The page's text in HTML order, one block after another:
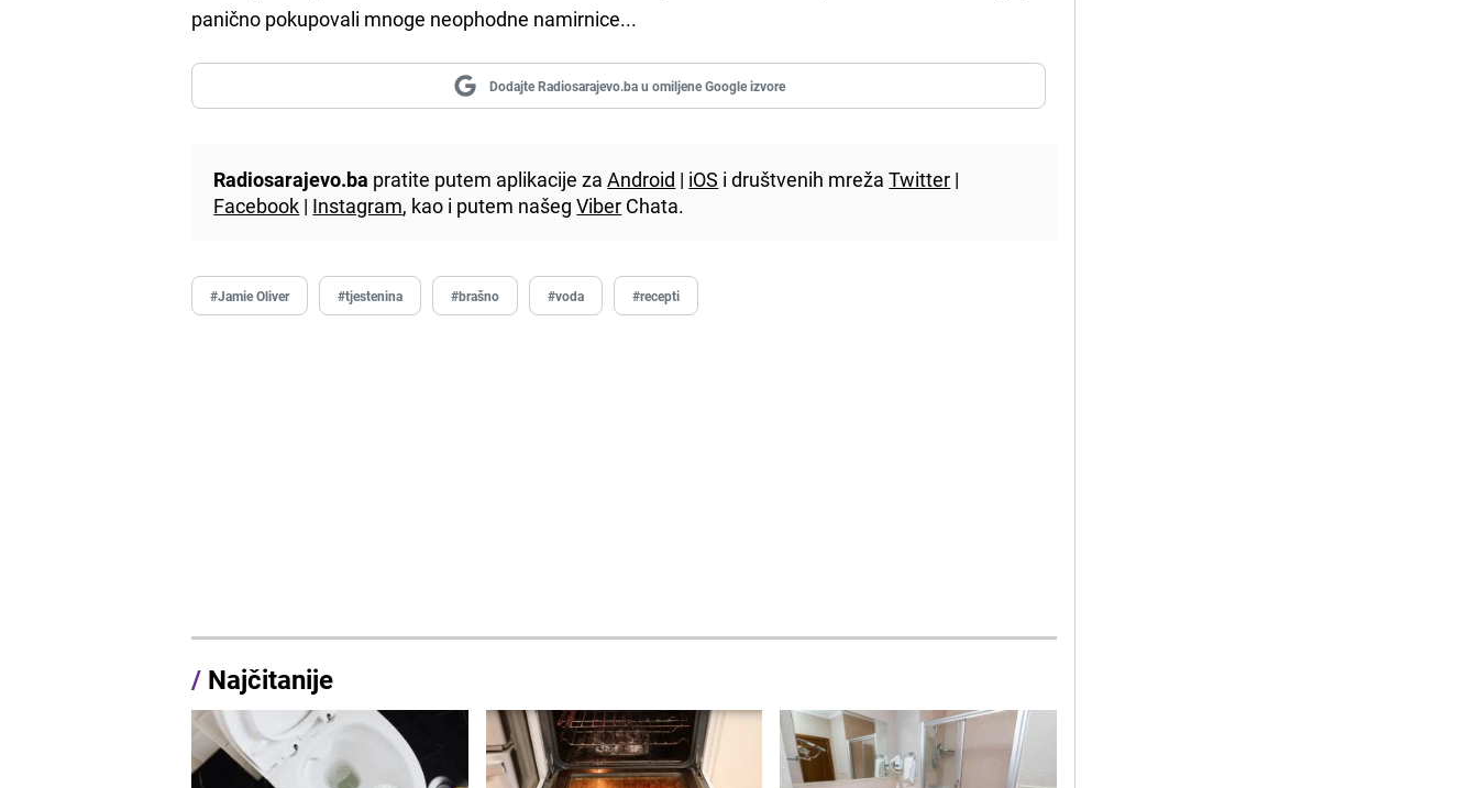
panično pokupovali mnoge neophodne namirnice...
Dodajte Radiosarajevo.ba u omiljene Google izvore
Radiosarajevo.ba pratite putem aplikacije zaAndroid | iOS i društvenih mrežaTwitter |
Facebook | Instagram, kao i putem našegViber Chata.
#Jamie Oliver #tjestenina #brašno #voda #recepti
/ Najčitanije